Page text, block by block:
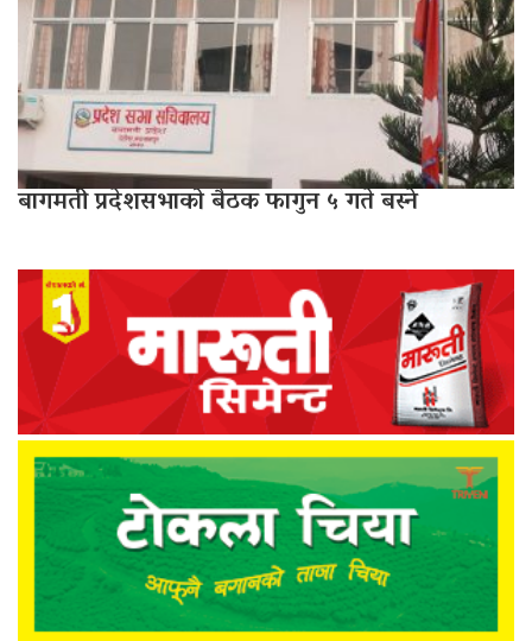
बागमती प्रदेशसभाको बैठक फागुन ५ गते बस्ने